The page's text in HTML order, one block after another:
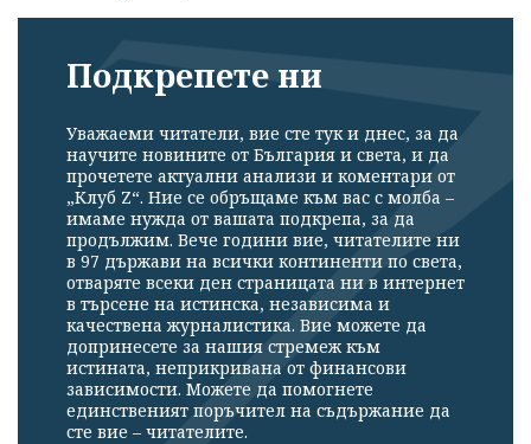
Подкрепете ни
Уважаеми читатели, вие сте тук и днес, за да
научите новините от България и света, и да
прочетете актуални анализи и коментари от
„Клуб Z“. Ние се обръщаме към вас с молба –
имаме нужда от вашата подкрепа, за да
продължим. Вече години вие, читателите ни
в 97 държави на всички континенти по света,
отваряте всеки ден страницата ни в интернет
в търсене на истинска, независима и
качествена журналистика. Вие можете да
допринесете за нашия стремеж към
истината, неприкривана от финансови
зависимости. Можете да помогнете
единственият поръчител на съдържание да
сте вие – читателите.